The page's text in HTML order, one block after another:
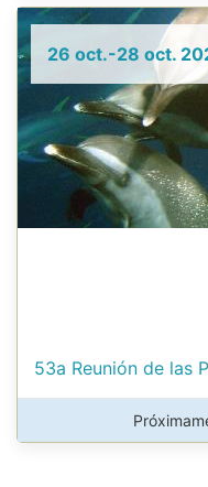
26 oct.-28 oct.
53a Reunión de las